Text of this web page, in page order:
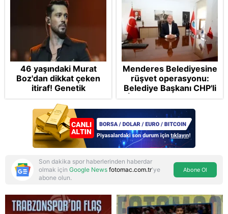
46 yaşındaki Murat
Boz'dan dikkat çeken
itiraf! Genetik
korkusunu açıkladı
Menderes Belediyesine
rüşvet operasyonu:
Belediye Başkanı CHP'li
İlkay Çiçek tutuklandı
Son dakika spor haberlerinden haberdar
olmak için Google News fotomac.com.tr'ye
abone olun.
Abone Ol